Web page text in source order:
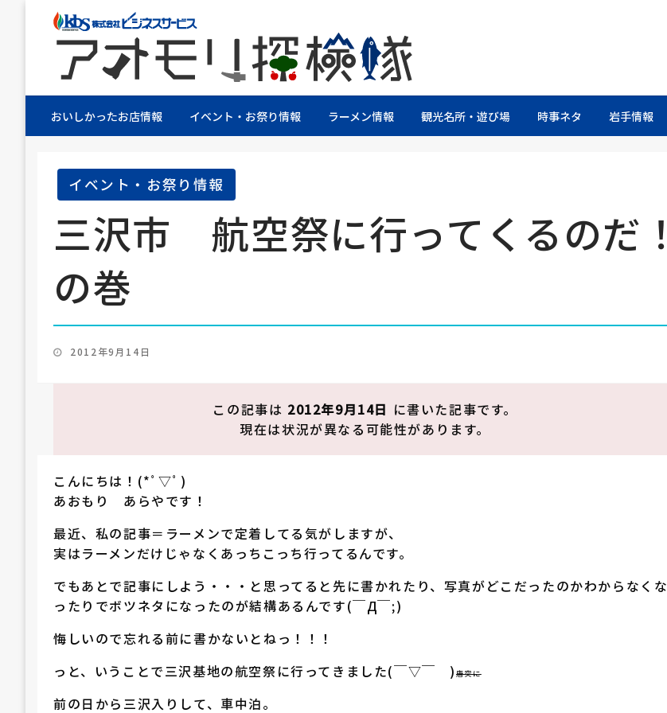
アオモリ探検隊
株式会社ビジネスサービス社員が青森県を探検するブログ
おいしかったお店情報 イベント・お祭り情報 ラーメン情報 観光名所・遊び場 時事ネタ 岩手情報
イベント・お祭り情報
三沢市 航空祭に行ってくるのだ！
の巻
投
2012年9月14日
この記事は 2012年9月14日 に書いた記事です。
現在は状況が異なる可能性があります。
こんにちは！(*ﾟ▽ﾟ)
あおもり あらやです！
最近、私の記事＝ラーメンで定着してる気がしますが、
実はラーメンだけじゃなくあっちこっち行ってるんです。
でもあとで記事にしよう・・・と思ってると先に書かれたり、写真がどこだったのかわからなくな
ったりでボツネタになったのが結構あるんです(￣Д￣;)
悔しいので忘れる前に書かないとねっ！！！
っと、いうことで三沢基地の航空祭に行ってきました(￣▽￣ )唐突に
前の日から三沢入りして、車中泊。